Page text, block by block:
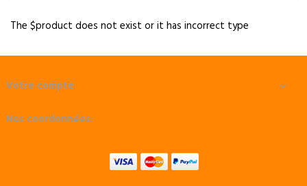
The $product does not exist or it has incorrect type
Votre compte 
Nos coordonnées: